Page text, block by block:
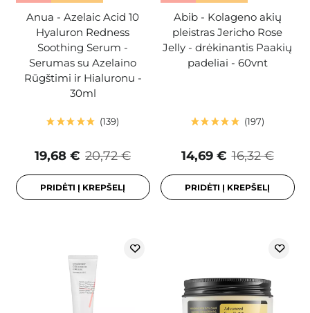
Anua - Azelaic Acid 10
Hyaluron Redness
Soothing Serum -
Serumas su Azelaino
Rūgštimi ir Hialuronu -
30ml
139
20,72 €
19,68 €
PRIDĖTI Į KREPŠELĮ
Abib - Kolageno akių
pleistras Jericho Rose
Jelly - drėkinantis Paakių
padeliai - 60vnt
197
16,32 €
14,69 €
PRIDĖTI Į KREPŠELĮ